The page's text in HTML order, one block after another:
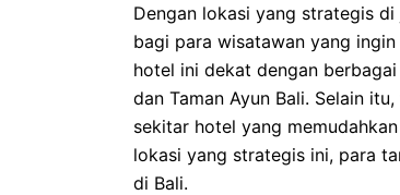
Dengan lokasi yang strategis
bagi para wisatawan yang
hotel ini dekat dengan
dan Taman Ayun Bali. Selain
sekitar hotel yang
lokasi yang strategis ini, para
di Bali.